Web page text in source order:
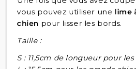
vous pouvez utiliser une lime
chien pour lisser les bords.
Taille :
S : 11,5cm de longueur pour